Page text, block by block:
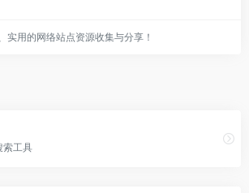
实用的网络站点资源收集与分享！
索工具